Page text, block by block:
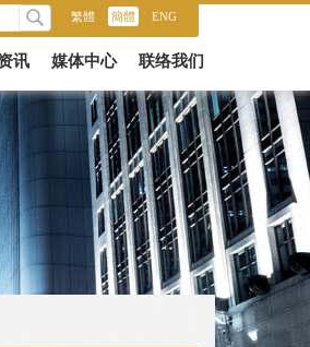
繁體 簡體 ENG
讯 媒体中心 联络我们